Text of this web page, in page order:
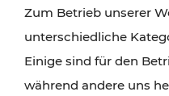
Wanderungen, Kultur
Radtouren oder purer
Attraktionen sind mit
Angeboten des VOR
Zum Betrieb unserer
unterschiedliche
Einige sind für den
während andere uns